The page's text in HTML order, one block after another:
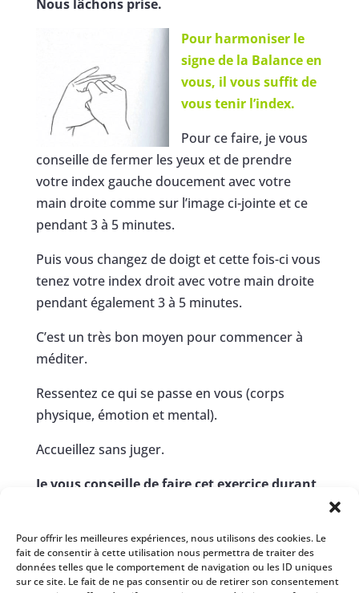
Pour offrir les meilleures expériences, nous utilisons des cookies. Le
fait de consentir à cette utilisation nous permettra de traiter des
données telles que le comportement de navigation ou les ID uniques
sur ce site. Le fait de ne pas consentir ou de retirer son consentement
Nous lâchons prise.
Pour harmoniser le
signe de la Balance en
vous, il vous suffit de
vous tenir l’index.
Pour ce faire, je vous
conseille de fermer les yeux et de prendre
votre index gauche doucement avec votre
main droite comme sur l’image ci-jointe et ce
pendant 3 à 5 minutes.
Puis vous changez de doigt et cette fois-ci vous
tenez votre index droit avec votre main droite
pendant également 3 à 5 minutes.
C’est un très bon moyen pour commencer à
méditer.
Ressentez ce qui se passe en vous (corps
physique, émotion et mental).
Accueillez sans juger.
Je vous conseille de faire cet exercice durant
Je vous souhaite une très belle
expérimentation.